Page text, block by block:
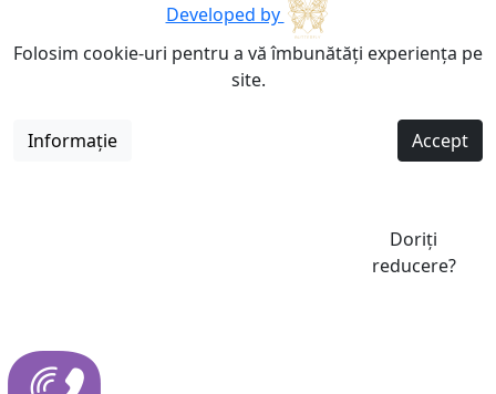
Developed by
Folosim cookie-uri pentru a vă îmbunătăți experiența pe
site.
Informație Accept
Doriți
reducere?